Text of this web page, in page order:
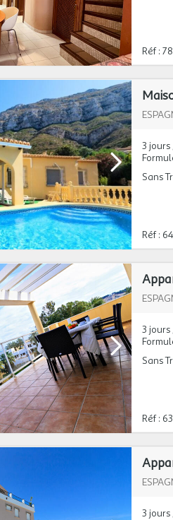
Réf :
3
Sans
Réf :
3
Sans
Réf :
3